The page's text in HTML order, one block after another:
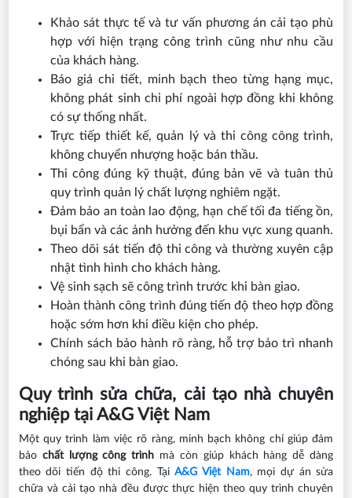
Khảo sát thực tế và tư vấn phương án cải tạo phù
hợp với hiện trạng công trình cũng như nhu cầu
của khách hàng.
Báo giá chi tiết, minh bạch theo từng hạng mục,
không phát sinh chi phí ngoài hợp đồng khi không
có sự thống nhất.
Trực tiếp thiết kế, quản lý và thi công công trình,
không chuyển nhượng hoặc bán thầu.
Thi công đúng kỹ thuật, đúng bản vẽ và tuân thủ
quy trình quản lý chất lượng nghiêm ngặt.
Đảm bảo an toàn lao động, hạn chế tối đa tiếng ồn,
bụi bẩn và các ảnh hưởng đến khu vực xung quanh.
Theo dõi sát tiến độ thi công và thường xuyên cập
nhật tình hình cho khách hàng.
Vệ sinh sạch sẽ công trình trước khi bàn giao.
Hoàn thành công trình đúng tiến độ theo hợp đồng
hoặc sớm hơn khi điều kiện cho phép.
Chính sách bảo hành rõ ràng, hỗ trợ bảo trì nhanh
chóng sau khi bàn giao.
Quy trình sửa chữa, cải tạo nhà chuyên
nghiệp tại A&G Việt Nam
Một quy trình làm việc rõ ràng, minh bạch không chỉ giúp đảm
bảochất lượng công trình mà còn giúp khách hàng dễ dàng
theo dõi tiến độ thi công. TạiA&G Việt Nam, mọi dự án sửa
chữa và cải tạo nhà đều được thực hiện theo quy trình chuyên